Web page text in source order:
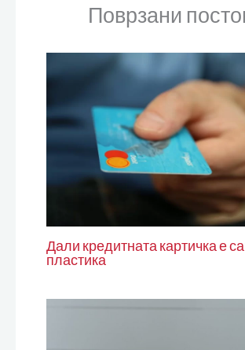
Поврзани
Дали кредитната картичка е
пластика